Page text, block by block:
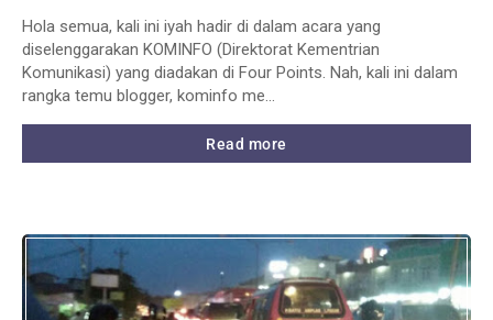
Hola semua, kali ini iyah hadir di dalam acara yang
diselenggarakan KOMINFO (Direktorat Kementrian
Komunikasi) yang diadakan di Four Points. Nah, kali ini dalam
rangka temu blogger, kominfo me…
Read more